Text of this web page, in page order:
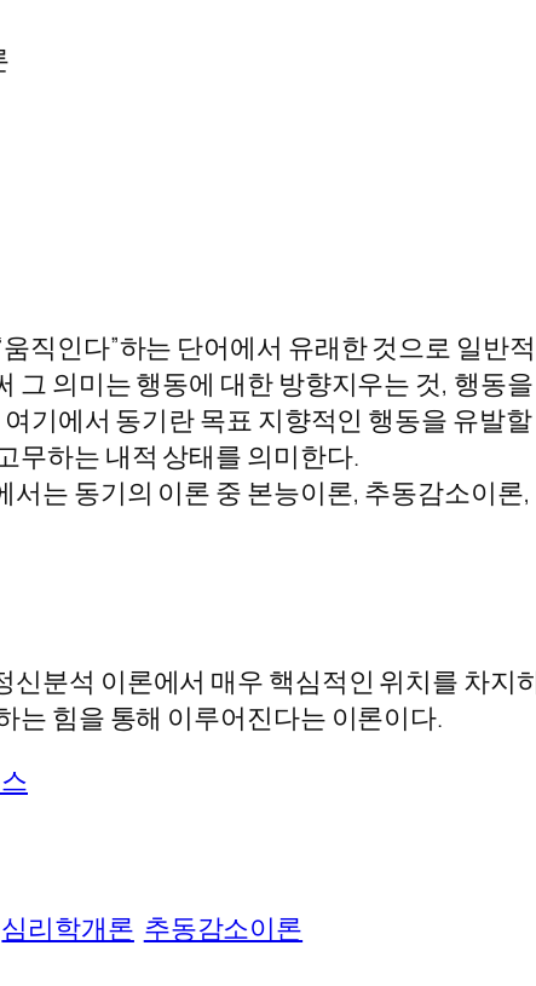
직인다”하는 단어에서 유래한 것으로 일반
그 의미는 행동에 대한 방향지우는 것, 행동
기에서 동기란 목표 지향적인 행동을 유발
무하는 내적 상태를 의미한다.
서는 동기의 이론 중 본능이론, 추동감소이
신분석 이론에서 매우 핵심적인 위치를 차지
는 힘을 통해 이루어진다는 이론이다.
심리학개론 추동감소이론